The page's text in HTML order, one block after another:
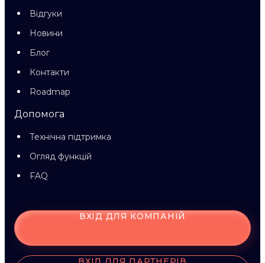
Відгуки
Новини
Блог
Контакти
Roadmap
Допомога
Технічна підтримка
Огляд функцій
FAQ
ВХІД ДЛЯ КОМПАНІЙ